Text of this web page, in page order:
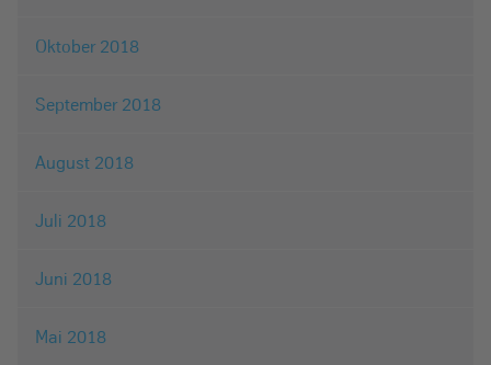
Oktober 2018
September 2018
August 2018
Juli 2018
Juni 2018
Mai 2018